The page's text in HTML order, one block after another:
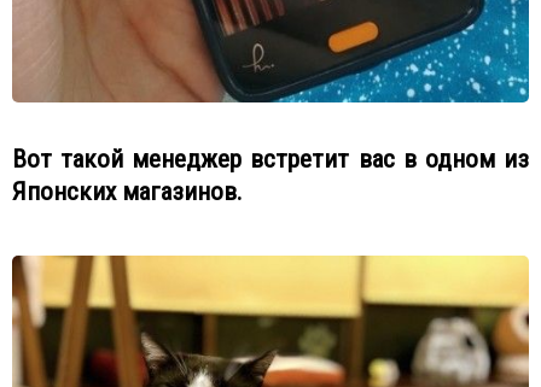
Вот такой менеджер встретит вас в одном из
Японских магазинов.